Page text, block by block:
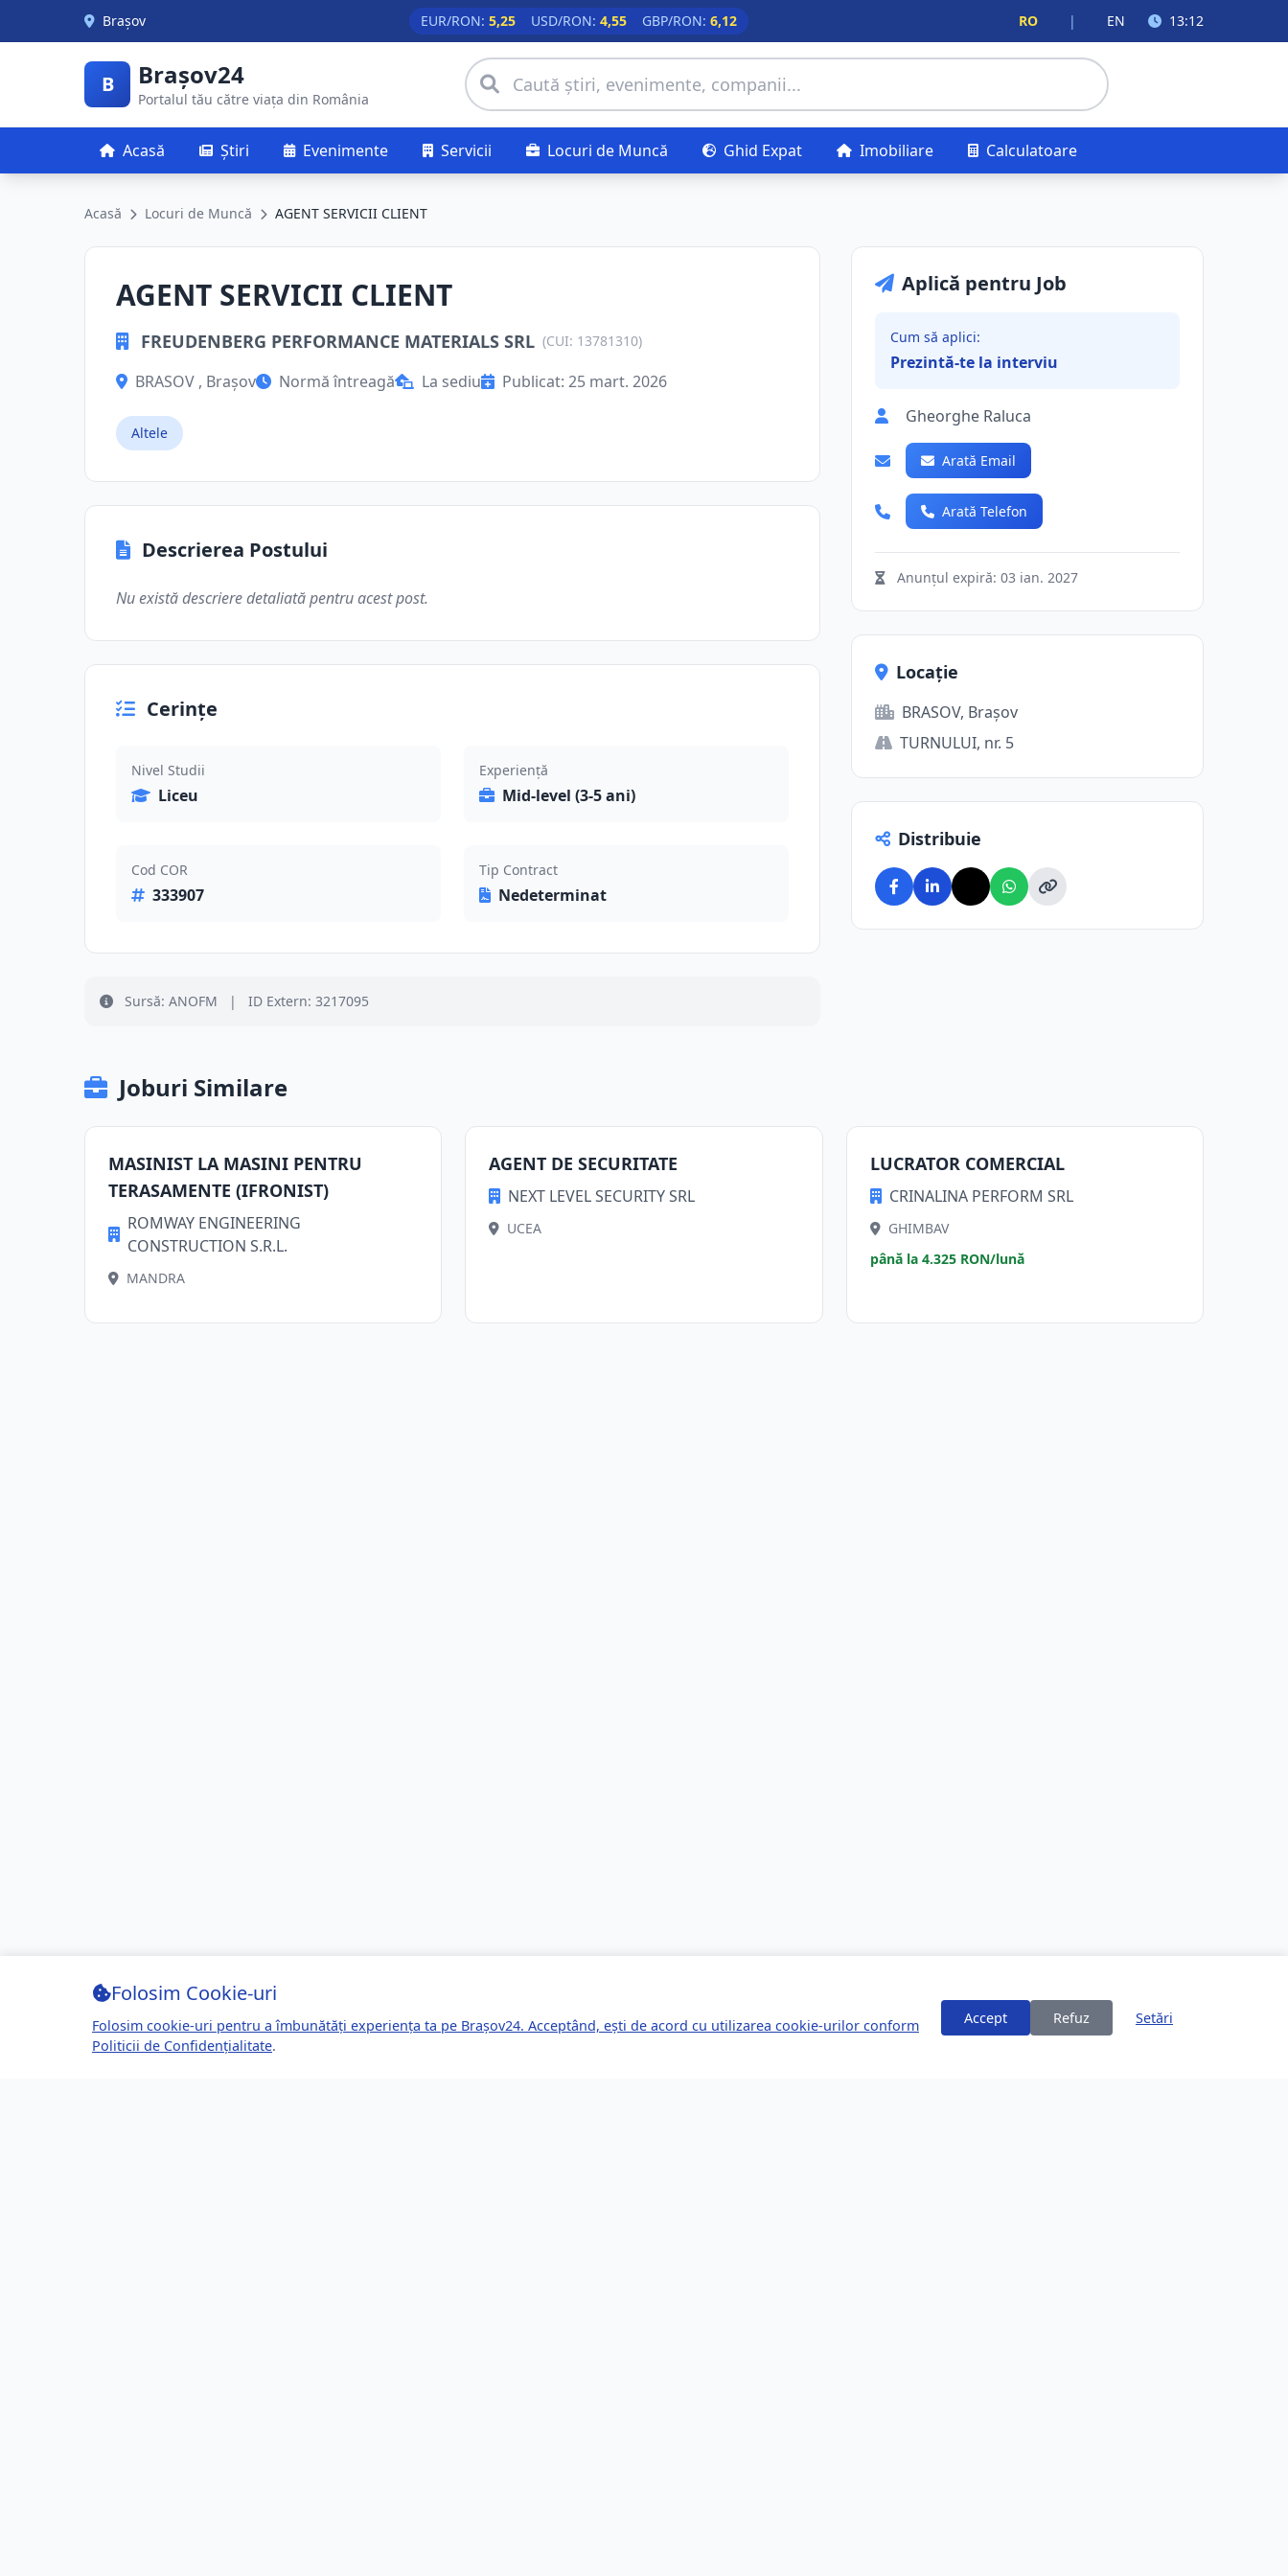
Skip to main content
Brașov EUR/RON: 5,25 USD/RON: 4,55 GBP/RON: 6,12 RO | EN 13:12
B Brașov24
Portalul tău către viața din România
Acasă Știri Evenimente Servicii Locuri de Muncă Ghid Expat Imobiliare Calculatoare
Acasă Locuri de Muncă AGENT SERVICII CLIENT
AGENT SERVICII CLIENT
FREUDENBERG PERFORMANCE MATERIALS SRL (CUI: 13781310)
BRASOV , Brașov Normă întreagă La sediu Publicat: 25 mart. 2026
Altele
Descrierea Postului
Nu există descriere detaliată pentru acest post.
Cerințe
Nivel Studii
Liceu
Experiență
Mid-level (3-5 ani)
Cod COR
333907
Tip Contract
Nedeterminat
Sursă: ANOFM | ID Extern: 3217095
Aplică pentru Job
Cum să aplici:
Prezintă-te la interviu
Gheorghe Raluca
Arată Email
Arată Telefon
Anunțul expiră: 03 ian. 2027
Locație
BRASOV, Brașov
TURNULUI, nr. 5
Distribuie
Joburi Similare
MASINIST LA MASINI PENTRU
TERASAMENTE (IFRONIST)
ROMWAY ENGINEERING
CONSTRUCTION S.R.L.
MANDRA
AGENT DE SECURITATE
NEXT LEVEL SECURITY SRL
UCEA
LUCRATOR COMERCIAL
CRINALINA PERFORM SRL
GHIMBAV
până la 4.325 RON/lună
Folosim Cookie-uri
Folosim cookie-uri pentru a îmbunătăți experiența ta pe Brașov24. Acceptând, ești de acord cu utilizarea cookie-urilor conform
Politicii de Confidențialitate.
Accept Refuz Setări